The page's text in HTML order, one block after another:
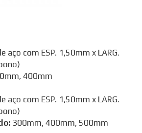
aço com ESP. 1,50mm x LARG.
400mm
aço com ESP. 1,50mm x LARG.
300mm, 400mm, 500mm